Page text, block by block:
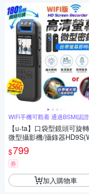
WiFi手機可觀看 通過BSMI認證
【u-ta】口袋型鏡頭可旋
微型攝影機/攝錄器
版 1080P 白光全彩 紅外線
可選)
$799
券
加入購物車